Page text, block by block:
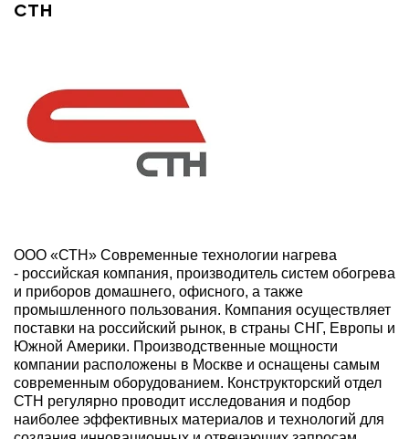
СТН
ООО «СТН» Современные технологии нагрева
- российская компания, производитель систем обогрева
и приборов домашнего, офисного, а также
промышленного пользования. Компания осуществляет
поставки на российский рынок, в страны СНГ, Европы и
Южной Америки. Производственные мощности
компании расположены в Москве и оснащены самым
современным оборудованием. Конструкторский отдел
СТН регулярно проводит исследования и подбор
наиболее эффективных материалов и технологий для